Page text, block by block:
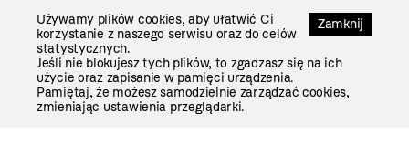
Zamknij
Używamy plików cookies, aby ułatwić Ci
korzystanie z naszego serwisu oraz do celów
statystycznych.
Jeśli nie blokujesz tych plików, to zgadzasz się na ich
użycie oraz zapisanie w pamięci urządzenia.
Pamiętaj, że możesz samodzielnie zarządzać cookies,
zmieniając ustawienia przeglądarki.